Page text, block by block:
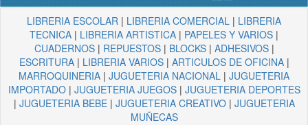
LIBRERIA ESCOLAR | LIBRERIA COMERCIAL | LIBRERIA
TECNICA | LIBRERIA ARTISTICA | PAPELES Y VARIOS |
CUADERNOS| REPUESTOS| BLOCKS| ADHESIVOS|
ESCRITURA| LIBRERIA VARIOS| ARTICULOS DE OFICINA|
MARROQUINERIA | JUGUETERIA NACIONAL | JUGUETERIA
IMPORTADO| JUGUETERIA JUEGOS| JUGUETERIA DEPORTES
| JUGUETERIA BEBE| JUGUETERIA CREATIVO| JUGUETERIA
MUÑECAS